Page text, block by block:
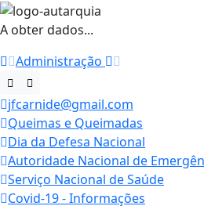
A obter dados...
Administração
jfcarnide@gmail.com
Queimas e Queimadas
Dia da Defesa Nacional
Autoridade Nacional de
Serviço Nacional de Saúde
Covid-19 - Informações